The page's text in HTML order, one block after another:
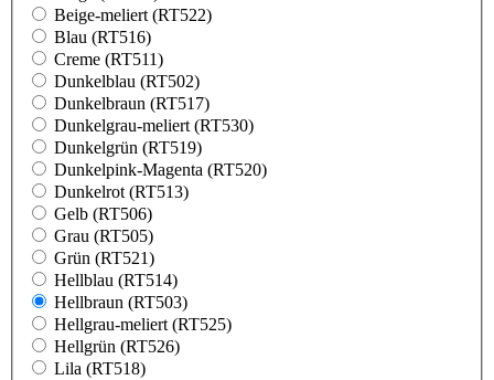
Beige-meliert (RT522)
Blau (RT516)
Creme (RT511)
Dunkelblau (RT502)
Dunkelbraun (RT517)
Dunkelgrau-meliert (RT530)
Dunkelgrün (RT519)
Dunkelpink-Magenta (RT520)
Dunkelrot (RT513)
Gelb (RT506)
Grau (RT505)
Grün (RT521)
Hellblau (RT514)
Hellbraun (RT503)
Hellgrau-meliert (RT525)
Hellgrün (RT526)
Lila (RT518)